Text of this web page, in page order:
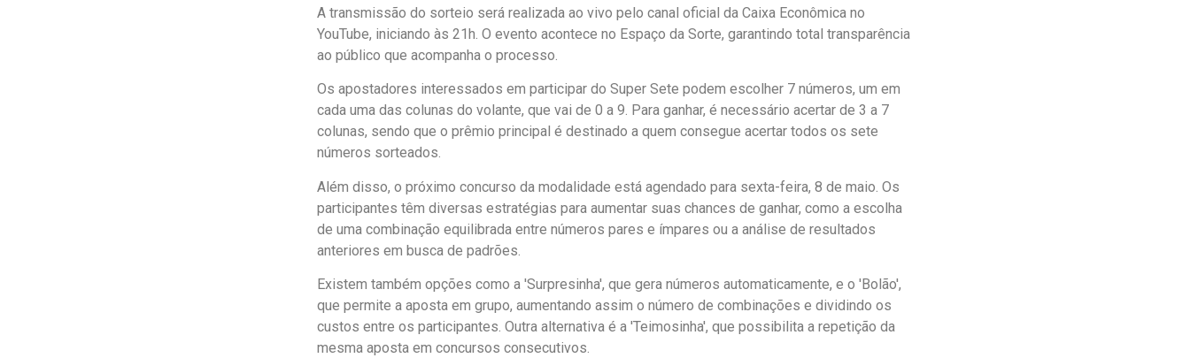
A transmissão do sorteio será realizada ao vivo pelo canal oficial da Caixa Econômica no
YouTube, iniciando às 21h. O evento acontece no Espaço da Sorte, garantindo total transparência
ao público que acompanha o processo.
Os apostadores interessados em participar do Super Sete podem escolher 7 números, um em
cada uma das colunas do volante, que vai de 0 a 9. Para ganhar, é necessário acertar de 3 a 7
colunas, sendo que o prêmio principal é destinado a quem consegue acertar todos os sete
números sorteados.
Além disso, o próximo concurso da modalidade está agendado para sexta-feira, 8 de maio. Os
participantes têm diversas estratégias para aumentar suas chances de ganhar, como a escolha
de uma combinação equilibrada entre números pares e ímpares ou a análise de resultados
anteriores em busca de padrões.
Existem também opções como a 'Surpresinha', que gera números automaticamente, e o 'Bolão',
que permite a aposta em grupo, aumentando assim o número de combinações e dividindo os
custos entre os participantes. Outra alternativa é a 'Teimosinha', que possibilita a repetição da
mesma aposta em concursos consecutivos.